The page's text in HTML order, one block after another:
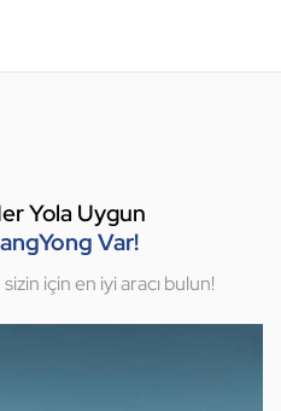
Yola Uygun
Var!
için en iyi aracı bulun!